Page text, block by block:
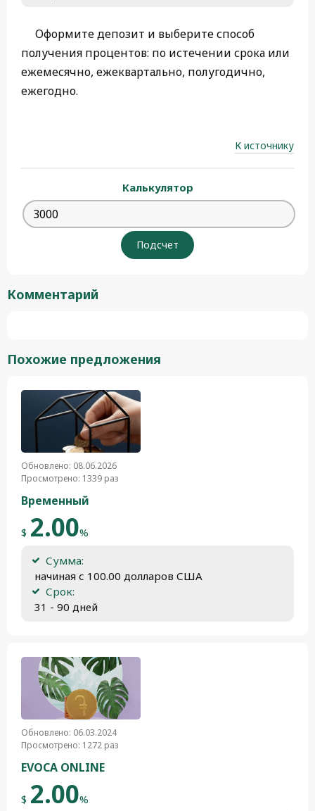
Оформите депозит и выберите способ
получения процентов: по истечении срока или
ежемесячно, ежеквартально, полугодично,
ежегодно.
К источнику
Калькулятор
Комментарий
Похожие предложения
Обновлено: 08.06.2026
Просмотрено: 1339 раз
Временный
$ 2.00%
Сумма:
начиная с 100.00 долларов США
Срок:
31 - 90 дней
Обновлено: 06.03.2024
Просмотрено: 1272 раз
EVOCA ONLINE
$ 2.00%